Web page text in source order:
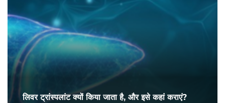
लिवर ट्रांस्पलांट क्यों किया जाता है, और इसे कहां कराएं?